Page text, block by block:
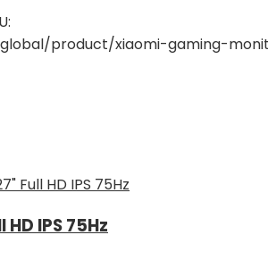
product/xiaomi-gaming-
HD IPS 75Hz